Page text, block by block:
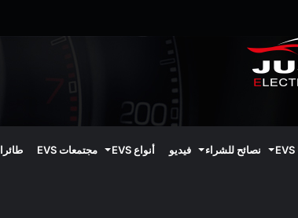
نصائح للشراء فيديو أنواع EVS مجتمعات EVS